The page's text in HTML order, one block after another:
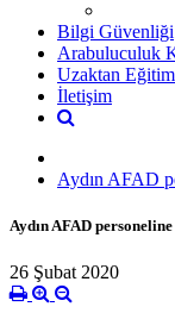
Bilgi Güvenliği
Arabuluculuk
Uzaktan
İletişim
Aydın AFAD
Aydın AFAD
26 Şubat 2020